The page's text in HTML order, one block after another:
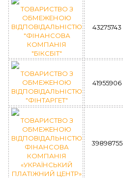
ТОВАРИСТВО З
ОБМЕЖЕНОЮ
ВІДПОВІДАЛЬНІСТЮ
"ФІНАНСОВА
КОМПАНІЯ
"БІКСБІТ"
43275743
ТОВАРИСТВО З
ОБМЕЖЕНОЮ
ВІДПОВІДАЛЬНІСТЮ
"ФІНТАРГЕТ"
41955906
ТОВАРИСТВО З
ОБМЕЖЕНОЮ
ВІДПОВІДАЛЬНІСТЮ
ФІНАНСОВА
КОМПАНІЯ
«УКРАЇНСЬКИЙ
ПЛАТІЖНИЙ ЦЕНТР»
39898755